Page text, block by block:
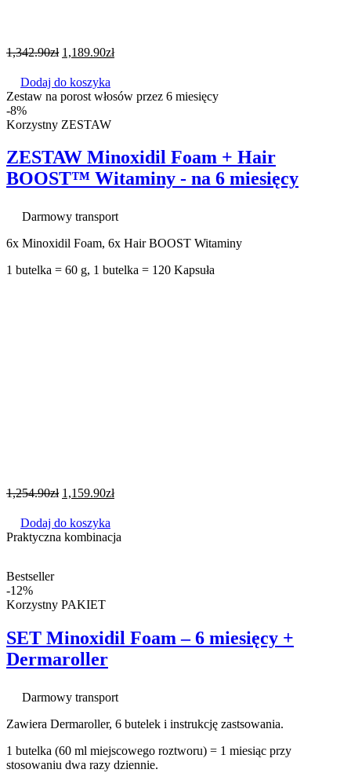
1,342.90zł 1,189.90zł
Dodaj do koszyka
Zestaw na porost włosów przez 6 miesięcy
-8%
Korzystny ZESTAW
ZESTAW Minoxidil Foam + Hair
BOOST™ Witaminy - na 6 miesięcy
Darmowy transport
6x Minoxidil Foam, 6x Hair BOOST Witaminy
1 butelka = 60 g, 1 butelka = 120 Kapsuła
1,254.90zł 1,159.90zł
Dodaj do koszyka
Praktyczna kombinacja
Bestseller
-12%
Korzystny PAKIET
SET Minoxidil Foam – 6 miesięcy +
Dermaroller
Darmowy transport
Zawiera Dermaroller, 6 butelek i instrukcję zastsowania.
1 butelka (60 ml miejscowego roztworu) = 1 miesiąc przy
stosowaniu dwa razy dziennie.